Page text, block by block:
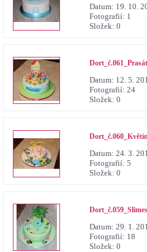
Datum: 19. 10.
Fotografií: 1
Složek: 0
Datum: 12. 5.
Fotografií: 24
Složek: 0
Datum: 24. 3.
Fotografií: 5
Složek: 0
Datum: 29. 1.
Fotografií: 18
Složek: 0